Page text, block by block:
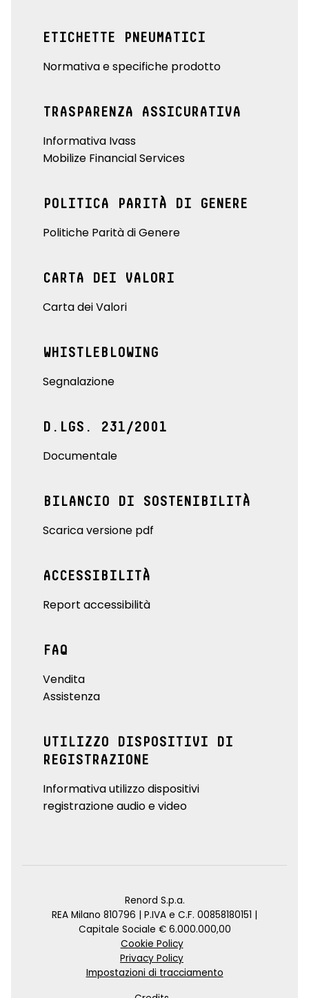
ETICHETTE PNEUMATICI
Normativa e specifiche prodotto
TRASPARENZA ASSICURATIVA
Informativa Ivass
Mobilize Financial Services
POLITICA PARITÀ DI GENERE
Politiche Parità di Genere
CARTA DEI VALORI
Carta dei Valori
WHISTLEBLOWING
Segnalazione
D.LGS. 231/2001
Documentale
BILANCIO DI SOSTENIBILITÀ
Scarica versione pdf
ACCESSIBILITÀ
Report accessibilità
FAQ
Vendita
Assistenza
UTILIZZO DISPOSITIVI DI
REGISTRAZIONE
Informativa utilizzo dispositivi
registrazione audio e video
Renord S.p.a.
REA Milano 810796 | P.IVA e C.F. 00858180151 |
Capitale Sociale € 6.000.000,00
Cookie Policy
Privacy Policy
Impostazioni di tracciamento